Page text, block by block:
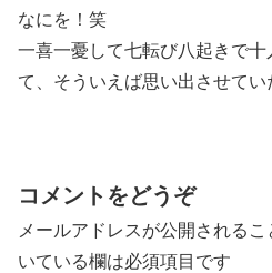
なにを！笑
一喜一憂して七転び八起きで
て、そういえば思い出させて
コメントをどうぞ
メールアドレスが公開されるこ
いている欄は必須項目です